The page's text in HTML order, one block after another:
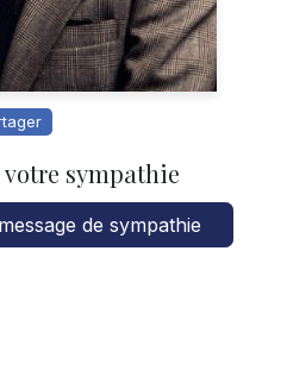
sympathie
de sympathie